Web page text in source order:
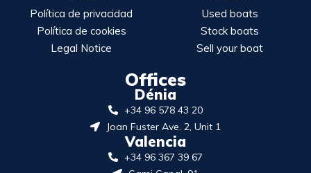
Política de privacidad
Política de cookies
Legal Notice
Used boats
Stock boats
Sell your boat
Offices
Dénia
+34 96 578 43 20
Joan Fuster Ave. 2, Unit 1
Valencia
+34 96 367 39 67